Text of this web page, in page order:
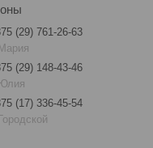
(29) 761-26-63
(29) 148-43-46
(17) 336-45-54